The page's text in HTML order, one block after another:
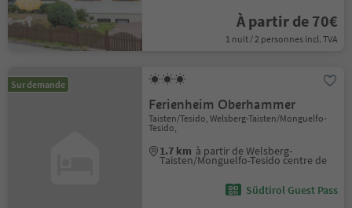
À partir de 70€
1 nuit / 2 personnes incl. TVA
Sur demande
Ferienheim Oberhammer
Taisten/Tesido, Welsberg-Taisten/Monguelfo-
Tesido,
1.7 km à partir de Welsberg-
Taisten/Monguelfo-Tesido centre de
Südtirol Guest Pass